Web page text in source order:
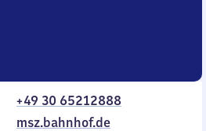
+49 30 65212888
msz.bahnhof.de